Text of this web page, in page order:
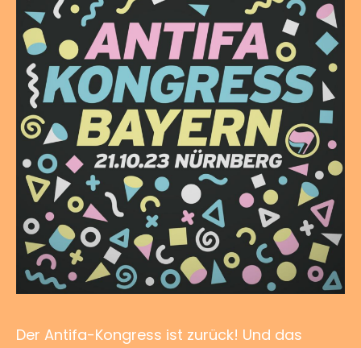
Der Antifa-Kongress ist zurück! Und das